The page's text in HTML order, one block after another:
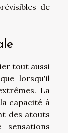
de
tout aussi
lorsqu'il
La
capacité à
des atouts
sensations